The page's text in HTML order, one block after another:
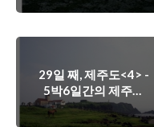
29일 째, 제주도<4> -
5박6일간의 제주도
표류기.